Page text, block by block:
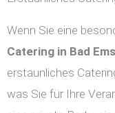
Wenn Sie eine
Catering in Bad
erstaunliches
was Sie für Ihre